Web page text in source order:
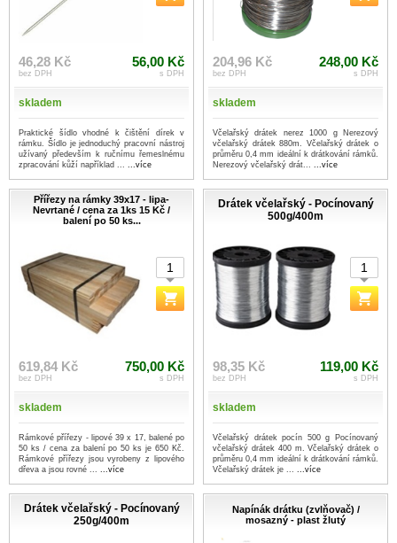
46,28 Kč
bez DPH
56,00 Kč
s DPH
skladem
Praktické šídlo vhodné k čištění dírek v
rámku. Šídlo je jednoduchý pracovní nástroj
užívaný především k ručnímu řemeslnému
zpracování kůží například ... ...více
204,96 Kč
bez DPH
248,00 Kč
s DPH
skladem
Včelařský drátek nerez 1000 g Nerezový
včelařský drátek 880m. Včelařský drátek o
průměru 0,4 mm ideální k drátkování rámků.
Nerezový včelařský drát... ...více
Přířezy na rámky 39x17 - lipa-
Nevrtané / cena za 1ks 15 Kč /
balení po 50 ks...
619,84 Kč
bez DPH
750,00 Kč
s DPH
skladem
Rámkové přířezy - lipové 39 x 17, balené po
50 ks / cena za balení po 50 ks je 650 Kč.
Rámkové přířezy jsou vyrobeny z lipového
dřeva a jsou rovné ... ...více
Drátek včelařský - Pocínovaný
500g/400m
98,35 Kč
bez DPH
119,00 Kč
s DPH
skladem
Včelařský drátek pocín 500 g Pocínovaný
včelařský drátek 400 m. Včelařský drátek o
průměru 0,4 mm ideální k drátkování rámků.
Včelařský drátek je ... ...více
Drátek včelařský - Pocínovaný
250g/400m
Napínák drátku (zvlňovač) /
mosazný - plast žlutý